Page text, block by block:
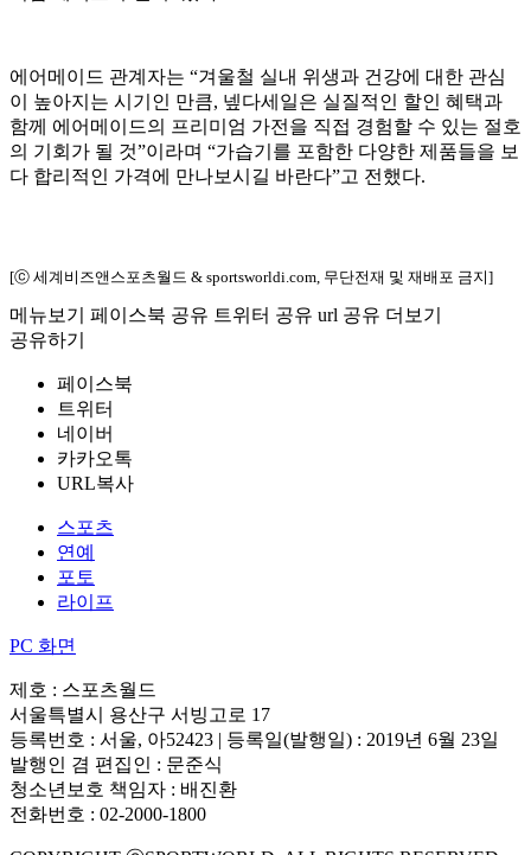
에어메이드 관계자는 “겨울철 실내 위생과 건강에 대한 관심
이 높아지는 시기인 만큼, 넾다세일은 실질적인 할인 혜택과
함께 에어메이드의 프리미엄 가전을 직접 경험할 수 있는 절호
의 기회가 될 것”이라며 “가습기를 포함한 다양한 제품들을 보
다 합리적인 가격에 만나보시길 바란다”고 전했다.
[ⓒ 세계비즈앤스포츠월드 & sportsworldi.com, 무단전재 및 재배포 금지]
메뉴보기 페이스북 공유 트위터 공유 url 공유 더보기
공유하기
페이스북
트위터
네이버
카카오톡
URL복사
스포츠
연예
포토
라이프
PC 화면
제호 : 스포츠월드
서울특별시 용산구 서빙고로 17
등록번호 : 서울, 아52423 | 등록일(발행일) : 2019년 6월 23일
발행인 겸 편집인 : 문준식
청소년보호 책임자 : 배진환
전화번호 : 02-2000-1800